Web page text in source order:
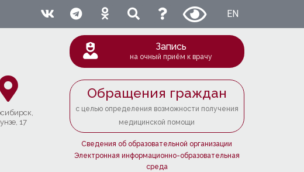
EN
17
Запись
на очный приём к врачу
Обращения граждан
с целью определения возможности получения
медицинской помощи
Сведения об образовательной организации
Электронная информационно-образовательная
среда